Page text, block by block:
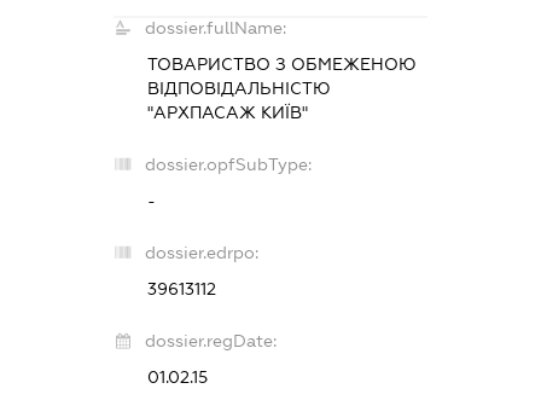
dossier.fullName:
ТОВАРИСТВО З ОБМЕЖЕНОЮ
ВІДПОВІДАЛЬНІСТЮ
"АРХПАСАЖ КИЇВ"
dossier.opfSubType:
-
dossier.edrpo:
39613112
dossier.regDate:
01.02.15